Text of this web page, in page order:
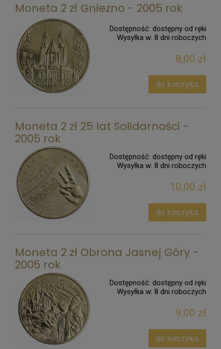
Moneta 2 zł Gniezno - 2005 rok
Dostępność: dostępny od ręki
Wysyłka w: 8 dni roboczych
8,00 zł
do koszyka
Moneta 2 zł 25 lat Solidarności -
2005 rok
Dostępność: dostępny od ręki
Wysyłka w: 8 dni roboczych
10,00 zł
do koszyka
Moneta 2 zł Obrona Jasnej Góry -
2005 rok
Dostępność: dostępny od ręki
Wysyłka w: 8 dni roboczych
9,00 zł
do koszyka